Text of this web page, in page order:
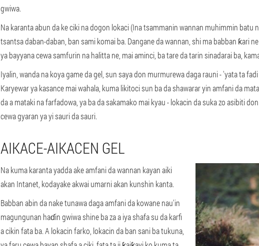
gwiwa.
Na karanta abun da ke ciki na dogon lokaci (Ina tsammanin wannan muhimmin batu
tsantsa daban-daban, ban sami komai ba. Dangane da wannan, shi ma babban ƙari
ya bayyana cewa samfurin na halitta ne, mai aminci, ba tare da tarin sinadarai ba,
Iyalin, wanda na koya game da gel, sun saya don murmurewa daga rauni - 'yata ta
Karyewar ya kasance mai wahala, kuma likitoci sun ba da shawarar yin amfani da
da a mataki na farfadowa, ya ba da sakamako mai kyau - lokacin da suka zo asibiti
cewa gyaran ya yi sauri da sauri.
AIKACE-AIKACEN GEL
Na kuma karanta yadda ake amfani da wannan kayan aiki
akan Intanet, kodayake akwai umarni akan kunshin kanta.
Babban abin da nake tunawa daga amfani da kowane nau'in
magungunan haɗin gwiwa shine ba za a iya shafa su da karfi
a cikin fata ba. A lokacin farko, lokacin da ban sani ba tukuna,